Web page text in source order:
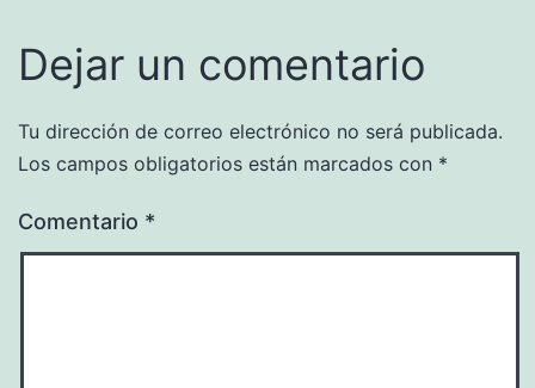
Dejar un comentario
Tu dirección de correo electrónico no será publicada.
Los campos obligatorios están marcados con *
Comentario *